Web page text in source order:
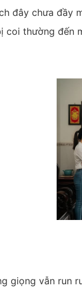
đây chưa đầy
coi thường đến
giọng vẫn run